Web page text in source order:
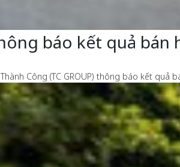
báo kết quả
Công (TC GROUP) thông báo kết